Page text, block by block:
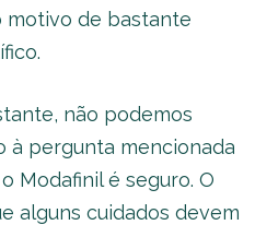
motivo de bastante
não podemos
à pergunta mencionada
Modafinil é seguro. O
alguns cuidados devem